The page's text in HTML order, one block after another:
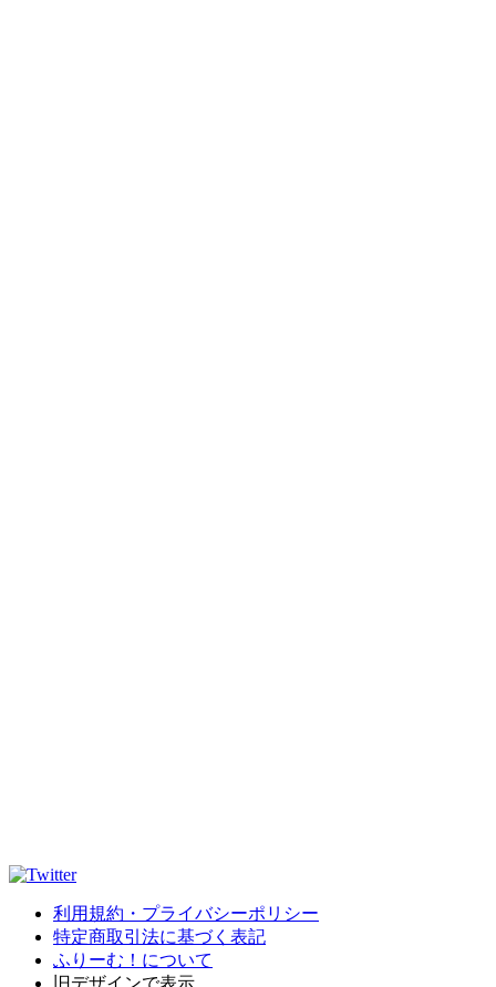
利用規約・プライバシーポリシー
特定商取引法に基づく表記
ふりーむ！について
旧デザインで表示